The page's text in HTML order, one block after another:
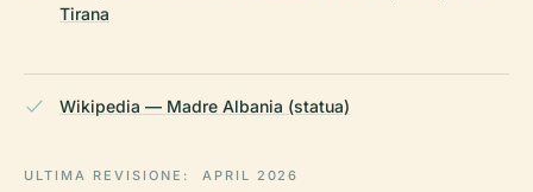
Tirana
Wikipedia — Madre Albania (statua)
ULTIMA REVISIONE: APRIL 2026